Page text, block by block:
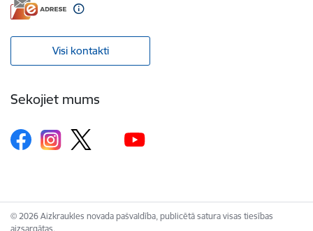
Visi kontakti
Sekojiet mums
© 2026 Aizkraukles novada pašvaldība, publicētā satura visas tiesības
aizsargātas.